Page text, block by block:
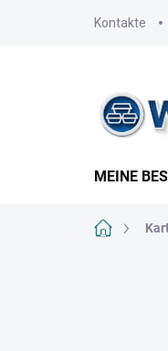
Kontakte
MEINE